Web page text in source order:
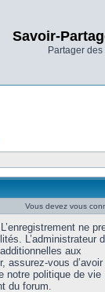
Savoir-
Partager
Vous devez vous
ne
L’administrateur
aux
assurez-vous
notre politique de vie
du forum.